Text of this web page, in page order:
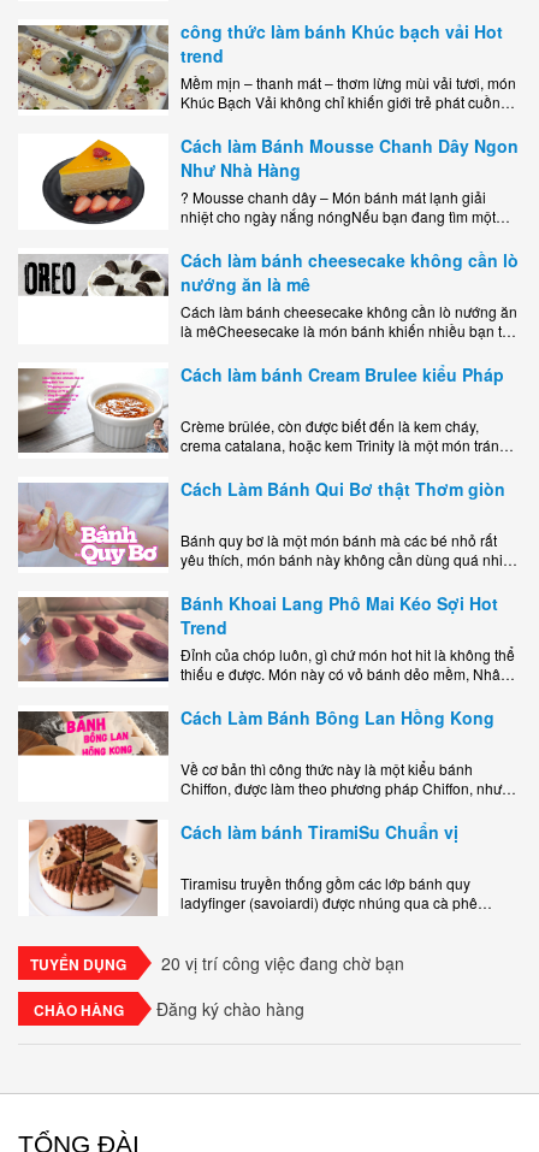
công thức làm bánh Khúc bạch vải Hot
trend
Mềm mịn – thanh mát – thơm lừng mùi vải tươi, món
Khúc Bạch Vải không chỉ khiến giới trẻ phát cuồng
Cách làm Bánh Mousse Chanh Dây Ngon
Như Nhà Hàng
? Mousse chanh dây – Món bánh mát lạnh giải
nhiệt cho ngày nắng nóngNếu bạn đang tìm một
dễ..
Cách làm bánh cheesecake không cần lò
nướng ăn là mê
Cách làm bánh cheesecake không cần lò nướng ăn
là mêCheesecake là món bánh khiến nhiều bạn trẻ
kem..
Cách làm bánh Cream Brulee kiểu Pháp
Crème brûlée, còn được biết đến là kem cháy,
crema catalana, hoặc kem Trinity là một món tráng
lớp..
Cách Làm Bánh Qui Bơ thật Thơm giòn
Bánh quy bơ là một món bánh mà các bé nhỏ rất
yêu thích, món bánh này không cần dùng quá nhiều
Bánh Khoai Lang Phô Mai Kéo Sợi Hot
Trend
Đỉnh của chóp luôn, gì chứ món hot hit là không thể
thiếu e được. Món này có vỏ bánh dẻo mềm, Nhân
Cách Làm Bánh Bông Lan Hồng Kong
Về cơ bản thì công thức này là một kiểu bánh
Chiffon, được làm theo phương pháp Chiffon, nhưng
ngon, làm..
Cách làm bánh TiramiSu Chuẩn vị
Tiramisu truyền thống gồm các lớp bánh quy
ladyfinger (savoiardi) được nhúng qua cà phê
TUYỂN DỤNG 20 vị trí công việc đang chờ bạn
CHÀO HÀNG Đăng ký chào hàng
TỔNG ĐÀI